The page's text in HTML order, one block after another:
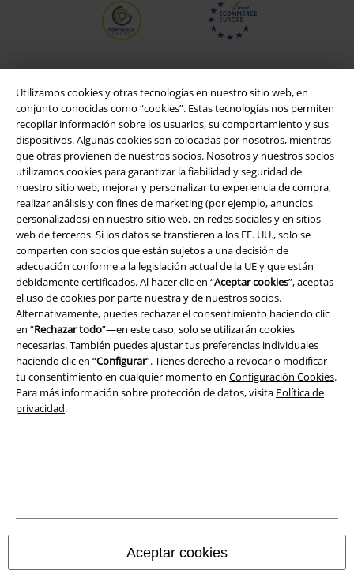
Utilizamos cookies y otras tecnologías en nuestro sitio web, en
conjunto conocidas como “cookies”. Estas tecnologías nos permiten
recopilar información sobre los usuarios, su comportamiento y sus
dispositivos. Algunas cookies son colocadas por nosotros, mientras
que otras provienen de nuestros socios. Nosotros y nuestros socios
utilizamos cookies para garantizar la fiabilidad y seguridad de
nuestro sitio web, mejorar y personalizar tu experiencia de compra,
realizar análisis y con fines de marketing (por ejemplo, anuncios
personalizados) en nuestro sitio web, en redes sociales y en sitios
web de terceros. Si los datos se transfieren a los EE. UU., solo se
comparten con socios que están sujetos a una decisión de
adecuación conforme a la legislación actual de la UE y que están
debidamente certificados. Al hacer clic en “Aceptar cookies”, aceptas
el uso de cookies por parte nuestra y de nuestros socios.
Alternativamente, puedes rechazar el consentimiento haciendo clic
en “Rechazar todo”—en este caso, solo se utilizarán cookies
necesarias. También puedes ajustar tus preferencias individuales
haciendo clic en “Configurar”. Tienes derecho a revocar o modificar
tu consentimiento en cualquier momento en Configuración Cookies.
Para más información sobre protección de datos, visita Política de
privacidad.
Aceptar cookies
Legal
Términos y Condiciones
Aviso Legal
Ley protección de datos
Eliminación de residuos y protección del medioambiente
Declaración de Conformidad
Información sobre accesibilidad
© 1986-2026 E.M.P. Merchandising HGmbH